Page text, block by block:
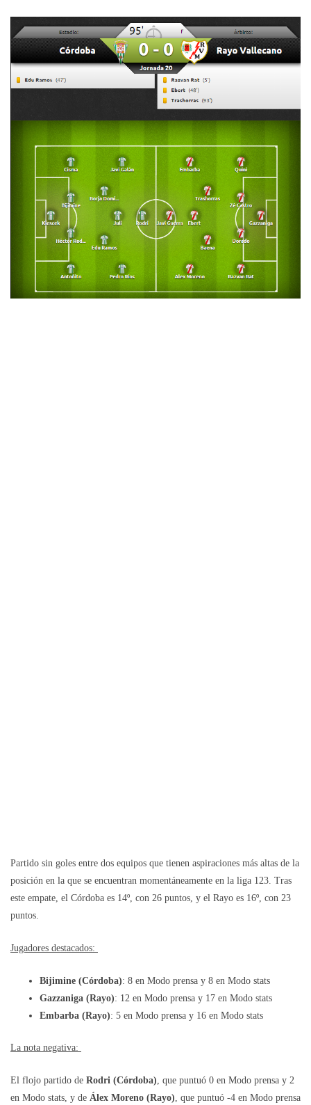
Partido sin goles entre dos equipos que tienen aspiraciones más altas de la
posición en la que se encuentran momentáneamente en la liga 123. Tras
este empate, el Córdoba es 14º, con 26 puntos, y el Rayo es 16º, con 23
puntos.
Jugadores destacados:
Bijimine (Córdoba): 8 en Modo prensa y 8 en Modo stats
Gazzaniga (Rayo): 12 en Modo prensa y 17 en Modo stats
Embarba (Rayo): 5 en Modo prensa y 16 en Modo stats
La nota negativa:
El flojo partido de Rodri (Córdoba), que puntuó 0 en Modo prensa y 2
en Modo stats, y de Álex Moreno (Rayo), que puntuó -4 en Modo prensa